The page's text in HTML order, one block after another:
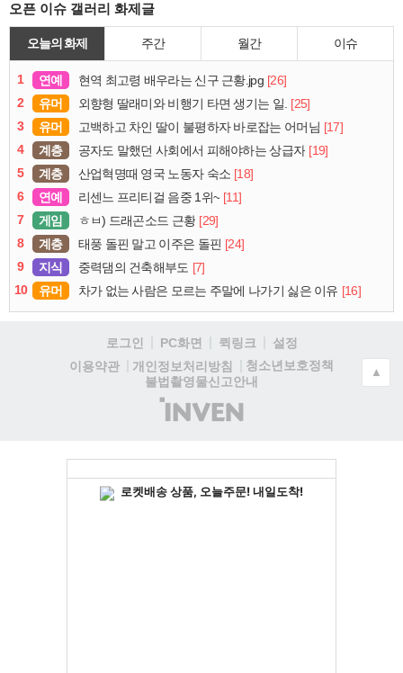
오픈 이슈 갤러리 화제글
오늘의 화제 주간 월간 이슈
1 연예 현역 최고령 배우라는 신구 근황.jpg [26]
2
유머 외향형 딸래미와 비행기 타면 생기는 일. [25]
3
유머 고백하고 차인 딸이 불평하자 바로잡는 어머님 [17]
4
계층 공자도 말했던 사회에서 피해야하는 상급자 [19]
5
계층 산업혁명때 영국 노동자 숙소 [18]
6
연예 리센느 프리티걸 음중 1위~ [11]
7
게임 ㅎㅂ) 드래곤소드 근황 [29]
8
계층 태풍 돌핀 말고 이주은 돌핀 [24]
9
지식 중력댐의 건축해부도 [7]
10
유머 차가 없는 사람은 모르는 주말에 나가기 싫은 이유 [16]
로그인 PC화면 퀵링크
설정
이용약관
개인정보처리방침
청소년보호정책
불법촬영물신고안내
(주)
인
▲